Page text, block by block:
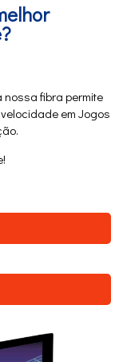
fibra permite
em Jogos